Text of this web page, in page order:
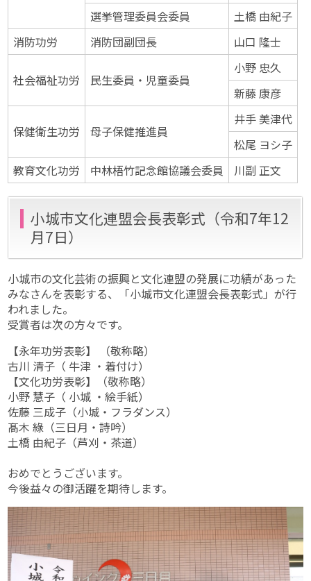
選挙管理委員会委員
土橋 由紀子
消防功労
消防団副団長 山口 隆士
社会福祉功労 民生委員・児童委員
小野 忠久
新藤 康彦
保健衛生功労 母子保健推進員
井手 美津代
松尾 ヨシ子
教育文化功労
中林梧竹記念館協議会委員 川副 正文
小城市文化連盟会長表彰式（令和7年12
月7日）
小城市の文化芸術の振興と文化連盟の発展に功績があった
みなさんを表彰する、「小城市文化連盟会長表彰式」が行
われました。
受賞者は次の方々です。
【永年功労表彰】 （敬称略）
古川 清子（ 牛津 ・着付け）
【文化功労表彰】（敬称略）
小野 慧子（ 小城 ・絵手紙）
佐藤 三成子（小城・フラダンス）
髙木 綠（三日月・詩吟）
土橋 由紀子（芦刈・茶道）
おめでとうございます。
今後益々の御活躍を期待します。